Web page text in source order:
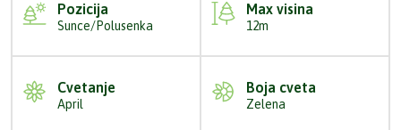
Pozicija
Sunce/Polusenka
Max visina
12m
Cvetanje
April
Boja cveta
Zelena